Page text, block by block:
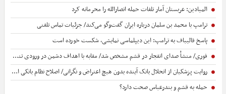
المیادین: عربستان آمار تلفات حمله انصارالله را محرمانه کرد
ترامپ با محمد بن سلمان درباره ایران گفت‌وگو می‌کند/ جزئیات تماس تلفنی
پاسخ قالیباف به ترامپ: این دیپلماسی نمایشی، شکست خورده است
فوری/ منشأ صدای انفجار در قشم مشخص شد/ مقابه با اهداف دشمن در ورودی تنگه هرمز
روایت پزشکیان از انحلال بانک آینده بدون هیچ اعتراض و نگرانی/ اصلاح نظام بانکی ادامه خواهد داشت
حمله به قشم و بندرعباس صحت دارد؟